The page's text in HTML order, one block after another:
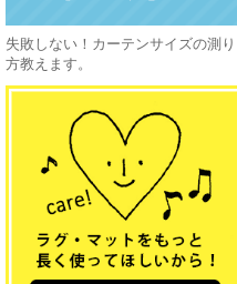
失敗しない！カーテンサイズの測り
方教えます。